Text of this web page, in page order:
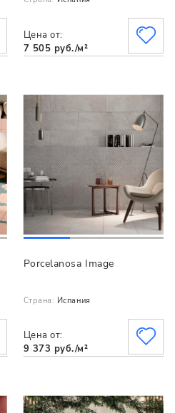
Цена от:
7 505 руб./м²
Porcelanosa Image
Страна: Испания
Цена от:
9 373 руб./м²